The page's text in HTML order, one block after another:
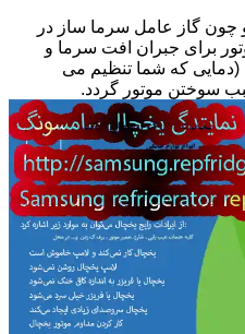
و چون گاز عامل سرما ساز در
برای جبران افت سرما و
(دمایی که شما تنظیم می
سوختن موتور گردد.